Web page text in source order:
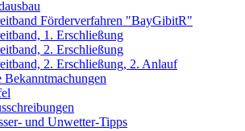
Förderverfahren "BayGibitR"
1. Erschließung
2. Erschließung
2. Erschließung, 2. Anlauf
und Unwetter-Tipps